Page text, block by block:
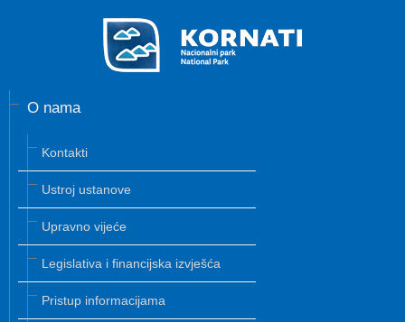
O nama
Kontakti
Ustroj ustanove
Upravno vijeće
Legislativa i financijska izvješća
Pristup informacijama